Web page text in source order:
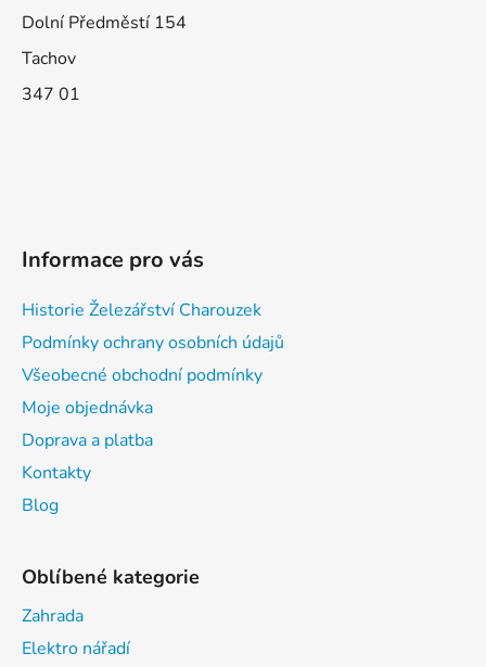
Dolní Předměstí 154
Tachov
347 01
Informace pro vás
Historie Železářství Charouzek
Podmínky ochrany osobních údajů
Všeobecné obchodní podmínky
Moje objednávka
Doprava a platba
Kontakty
Blog
Oblíbené kategorie
Zahrada
Elektro nářadí